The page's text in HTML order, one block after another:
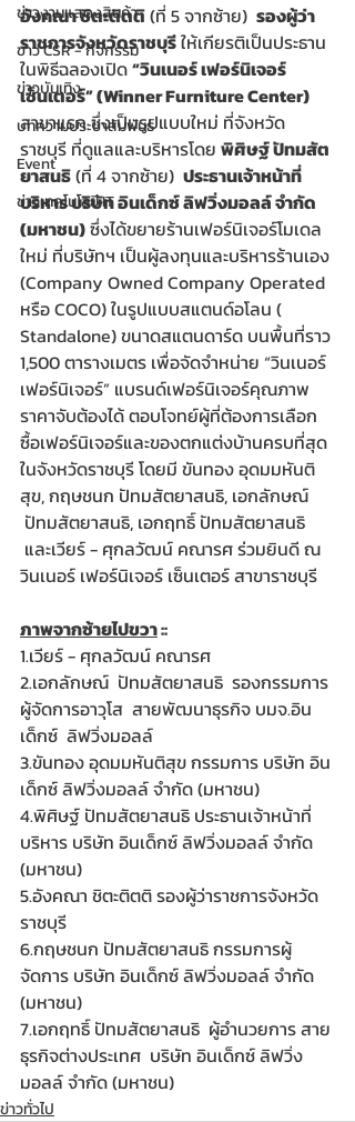
ข่าวงานแสดงสินค้า
ข่าว CSR - กิจกรรม
ข่าวบันเทิง
บทความประชาสัมพันธ์
Event
ข่าวเทคโนโลยี IT
อังคณา ชิตะติตติ (ที่ 5 จากซ้าย) รองผู้ว่า
ราชการจังหวัดราชบุรี ให้เกียรติเป็นประธาน
ในพิธีฉลองเปิด “วินเนอร์ เฟอร์นิเจอร์
เซ็นเตอร์” (Winner Furniture Center)
สาขาแรก ซึ่งเป็นรูปแบบใหม่ ที่จังหวัด
ราชบุรี ที่ดูแลและบริหารโดย พิศิษฐ์ ปัทมสัต
ยาสนธิ (ที่ 4 จากซ้าย) ประธานเจ้าหน้าที่
บริหาร บริษัท อินเด็กซ์ ลิฟวิ่งมอลล์ จำกัด
(มหาชน) ซึ่งได้ขยายร้านเฟอร์นิเจอร์โมเดล
ใหม่ ที่บริษัทฯ เป็นผู้ลงทุนและบริหารร้านเอง
(Company Owned Company Operated
หรือ COCO) ในรูปแบบสแตนด์อโลน (
Standalone) ขนาดสแตนดาร์ด บนพื้นที่ราว
1,500 ตารางเมตร เพื่อจัดจำหน่าย “วินเนอร์
เฟอร์นิเจอร์” แบรนด์เฟอร์นิเจอร์คุณภาพ
ราคาจับต้องได้ ตอบโจทย์ผู้ที่ต้องการเลือก
ซื้อเฟอร์นิเจอร์และของตกแต่งบ้านครบที่สุด
ในจังหวัดราชบุรี โดยมี ขันทอง อุดมมหันติ
สุข, กฤษชนก ปัทมสัตยาสนธิ, เอกลักษณ์
ปัทมสัตยาสนธิ, เอกฤทธิ์ ปัทมสัตยาสนธิ
และเวียร์ - ศุกลวัฒน์ คณารศ ร่วมยินดี ณ
วินเนอร์ เฟอร์นิเจอร์ เซ็นเตอร์ สาขาราชบุรี
ภาพจากซ้ายไปขวา ::
1.เวียร์ - ศุกลวัฒน์ คณารศ
2.เอกลักษณ์  ปัทมสัตยาสนธิ  รองกรรมการ
ผู้จัดการอาวุโส  สายพัฒนาธุรกิจ บมจ.อิน
เด็กซ์  ลิฟวิ่งมอลล์
3.ขันทอง อุดมมหันติสุข กรรมการ บริษัท อิน
เด็กซ์ ลิฟวิ่งมอลล์ จำกัด (มหาชน)
4.พิศิษฐ์ ปัทมสัตยาสนธิ ประธานเจ้าหน้าที่
บริหาร บริษัท อินเด็กซ์ ลิฟวิ่งมอลล์ จำกัด
(มหาชน)
5.อังคณา ชิตะติตติ รองผู้ว่าราชการจังหวัด
ราชบุรี
6.กฤษชนก ปัทมสัตยาสนธิ กรรมการผู้
จัดการ บริษัท อินเด็กซ์ ลิฟวิ่งมอลล์ จำกัด
(มหาชน)
7.เอกฤทธิ์ ปัทมสัตยาสนธิ  ผู้อำนวยการ สาย
ธุรกิจต่างประเทศ  บริษัท อินเด็กซ์ ลิฟวิ่ง
มอลล์ จำกัด (มหาชน)
ข่าวทั่วไป